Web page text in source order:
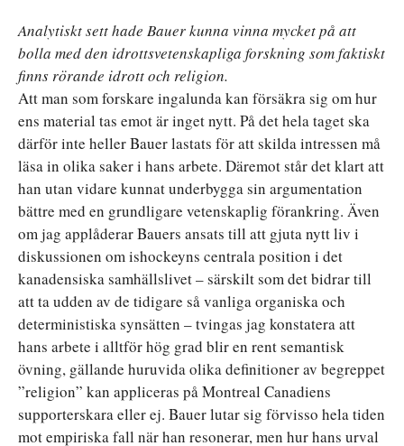
Analytiskt sett hade Bauer kunna vinna mycket på att
bolla med den idrottsvetenskapliga forskning som faktiskt
finns rörande idrott och religion.
Att man som forskare ingalunda kan försäkra sig om hur
ens material tas emot är inget nytt. På det hela taget ska
därför inte heller Bauer lastats för att skilda intressen må
läsa in olika saker i hans arbete. Däremot står det klart att
han utan vidare kunnat underbygga sin argumentation
bättre med en grundligare vetenskaplig förankring. Även
om jag applåderar Bauers ansats till att gjuta nytt liv i
diskussionen om ishockeyns centrala position i det
kanadensiska samhällslivet – särskilt som det bidrar till
att ta udden av de tidigare så vanliga organiska och
deterministiska synsätten – tvingas jag konstatera att
hans arbete i alltför hög grad blir en rent semantisk
övning, gällande huruvida olika definitioner av begreppet
”religion” kan appliceras på Montreal Canadiens
supporterskara eller ej. Bauer lutar sig förvisso hela tiden
mot empiriska fall när han resonerar, men hur hans urval